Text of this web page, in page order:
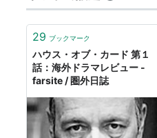
29 ブックマーク
ハウス・オブ・カード 第１
話：海外ドラマレビュー -
farsite / 圏外日誌